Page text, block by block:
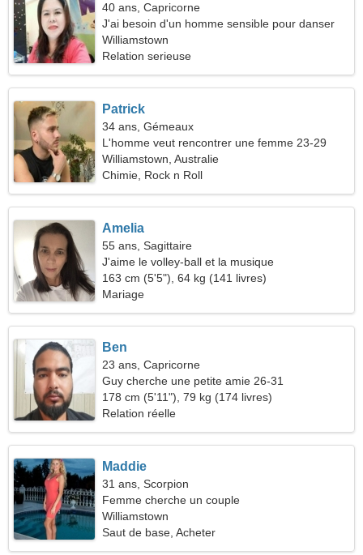
40 ans, Capricorne
J'ai besoin d'un homme sensible pour danser
Williamstown
Relation serieuse
Patrick
34 ans, Gémeaux
L'homme veut rencontrer une femme 23-29
Williamstown, Australie
Chimie, Rock n Roll
Amelia
55 ans, Sagittaire
J'aime le volley-ball et la musique
163 cm (5'5"), 64 kg (141 livres)
Mariage
Ben
23 ans, Capricorne
Guy cherche une petite amie 26-31
178 cm (5'11"), 79 kg (174 livres)
Relation réelle
Maddie
31 ans, Scorpion
Femme cherche un couple
Williamstown
Saut de base, Acheter